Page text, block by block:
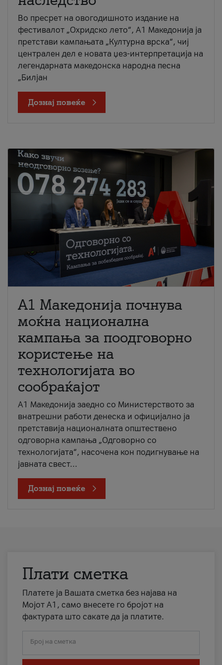
Во пресрет на овогодишното издание на
фестивалот „Охридско лето“, А1 Македонија ја
претстави кампањата „Културна врска“, чиј
централен дел е новата џез-интерпретација на
легендарната македонска народна песна
„Билјан
Дознај повеќе
A1 Македонија почнува
моќна национална
кампања за поодговорно
користење на
технологијата во
сообраќајот
A1 Македонија заедно со Министерството за
внатрешни работи денеска и официјално ја
претставија националната општествено
одговорна кампања „Одговорно со
технологијата“, насочена кон подигнување на
јавната свест...
Дознај повеќе
Плати сметка
Платете ја Вашата сметка без најава на
Мојот А1, само внесете го бројот на
фактурата што сакате да ја платите.
Број на сметка